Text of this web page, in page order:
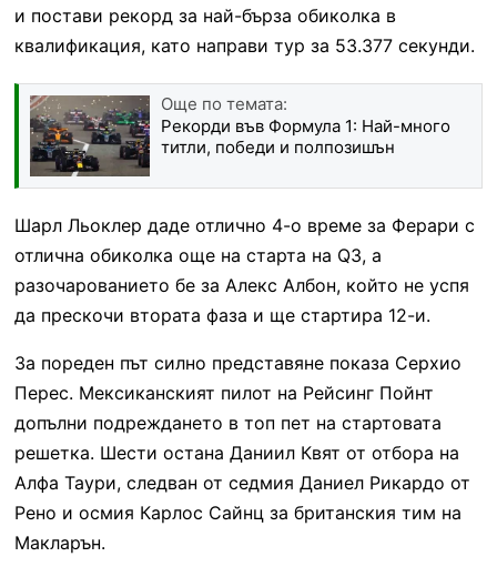
и постави рекорд за най-бърза обиколка в
квалификация, като направи тур за 53.377 секунди.
Още по темата:
Рекорди във Формула 1: Най-много
титли, победи и полпозишън
Шарл Льоклер даде отлично 4-о време за Ферари с
отлична обиколка още на старта на Q3, а
разочарованието бе за Алекс Албон, който не успя
да прескочи втората фаза и ще стартира 12-и.
За пореден път силно представяне показа Серхио
Перес. Мексиканският пилот на Рейсинг Пойнт
допълни подреждането в топ пет на стартовата
решетка. Шести остана Даниил Квят от отбора на
Алфа Таури, следван от седмия Даниел Рикардо от
Рено и осмия Карлос Сайнц за британския тим на
Макларън.